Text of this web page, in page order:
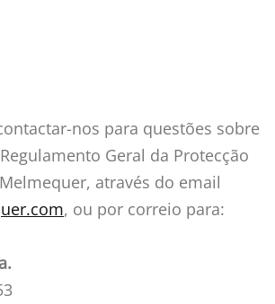
nos para questões sobre
Geral da Protecção
através do email
, ou por correio para: